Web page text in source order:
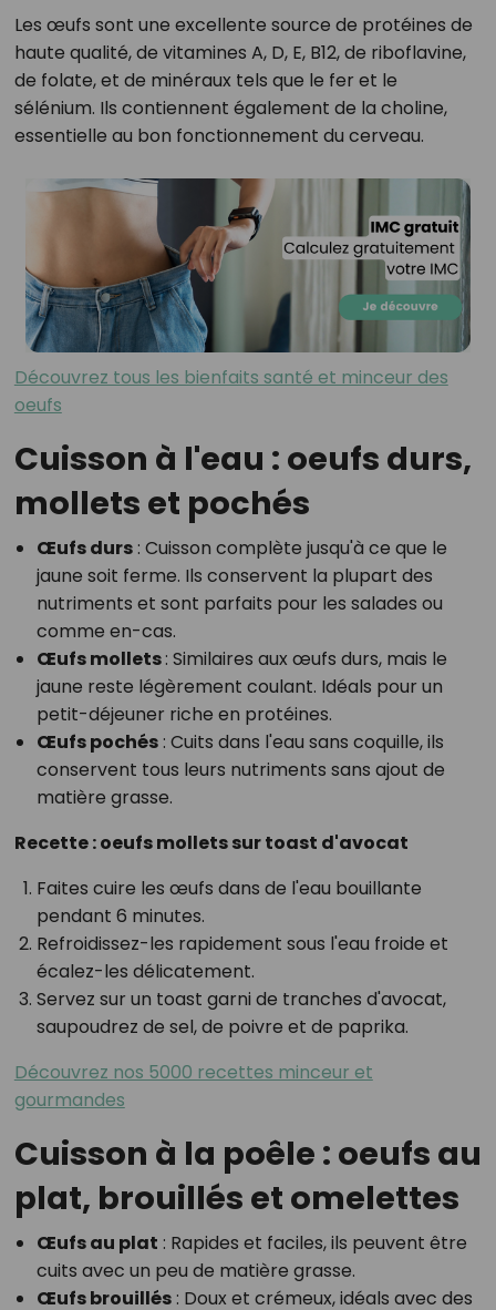
Les œufs sont une excellente source de protéines de
haute qualité, de vitamines A, D, E, B12, de riboflavine,
de folate, et de minéraux tels que le fer et le
sélénium. Ils contiennent également de la choline,
essentielle au bon fonctionnement du cerveau.
Découvrez tous les bienfaits santé et minceur des
oeufs
Cuisson à l'eau : oeufs durs,
mollets et pochés
Œufs durs: Cuisson complète jusqu'à ce que le
jaune soit ferme. Ils conservent la plupart des
nutriments et sont parfaits pour les salades ou
comme en-cas.
Œufs mollets: Similaires aux œufs durs, mais le
jaune reste légèrement coulant. Idéals pour un
petit-déjeuner riche en protéines.
Œufs pochés: Cuits dans l'eau sans coquille, ils
conservent tous leurs nutriments sans ajout de
matière grasse.
Recette : oeufs mollets sur toast d'avocat
Faites cuire les œufs dans de l'eau bouillante
pendant 6 minutes.
Refroidissez-les rapidement sous l'eau froide et
écalez-les délicatement.
Servez sur un toast garni de tranches d'avocat,
saupoudrez de sel, de poivre et de paprika.
Découvrez nos 5000 recettes minceur et
gourmandes
Cuisson à la poêle : oeufs au
plat, brouillés et omelettes
Œufs au plat : Rapides et faciles, ils peuvent être
cuits avec un peu de matière grasse.
Œufs brouillés: Doux et crémeux, idéals avec des